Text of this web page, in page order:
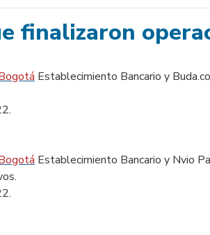
finalizaron
Establecimiento Bancario y
Establecimiento Bancario y Nvio